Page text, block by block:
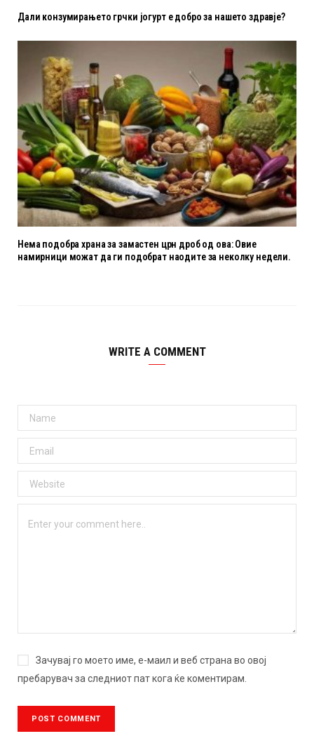
Дали конзумирањето грчки јогурт е добро за нашето здравје?
Нема подобра храна за замастен црн дроб од ова: Овие
намирници можат да ги подобрат наодите за неколку недели.
WRITE A COMMENT
Зачувај го моето име, е-маил и веб страна во овој
пребарувач за следниот пат кога ќе коментирам.